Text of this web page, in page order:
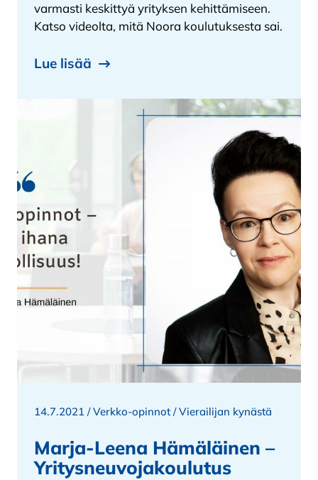
varmasti keskittyä yrityksen kehittämiseen.
Katso videolta, mitä Noora koulutuksesta sai.
Lue lisää
14.7.2021 /Verkko-opinnot /Vierailijan kynästä
Marja-Leena Hämäläinen –
Yritysneuvojakoulutus